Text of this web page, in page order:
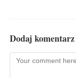
Dodaj komentarz